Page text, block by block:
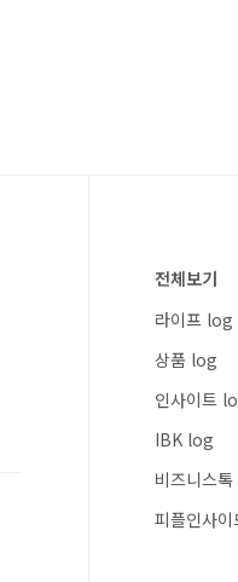
전체보기
라이프 log
상품 log
인사이트
IBK log
비즈니스톡
피플인사이